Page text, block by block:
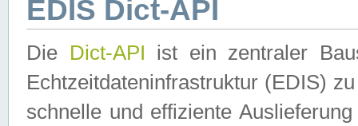
EDIS Dict-API
Die Dict-API ist ein zentraler
Echtzeitdateninfrastruktur (EDIS)
schnelle und effiziente